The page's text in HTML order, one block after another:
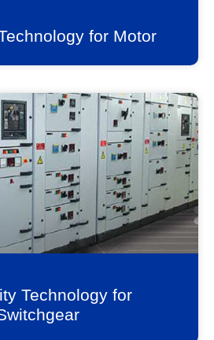
for Motor
Technology for